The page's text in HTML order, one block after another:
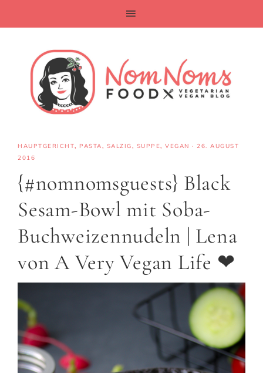
HAUPTGERICHT, PASTA, SALZIG, SUPPE, VEGAN · 26. AUGUST
2016
{#nomnomsguests} Black
Sesam-Bowl mit Soba-
Buchweizennudeln | Lena
von A Very Vegan Life ❤